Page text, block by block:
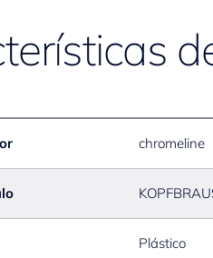
chromeline
Plástico